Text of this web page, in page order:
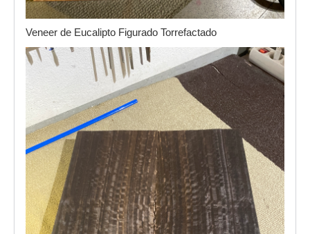
Veneer de Eucalipto Figurado Torrefactado